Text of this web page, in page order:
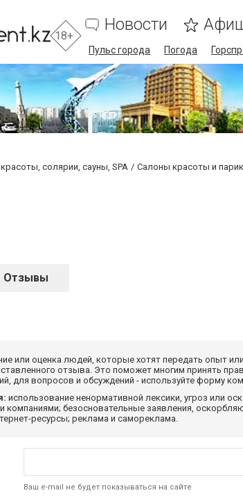
18+
Новости
Пульс города Погода
солярии, сауны, SPA Салоны красоты и
Отзывы
или оценка людей, которые хотят передать опыт
отзыва. Это поможет многим принять
для вопросов и обсуждений - используйте форму
использование ненормативной лексики, угроз или
компаниями; безосновательные заявления,
ресурсы; реклама и самореклама.
Ваш e-mail не будет показываться на сайте